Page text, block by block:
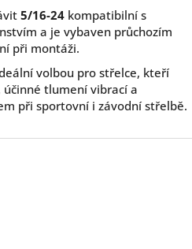
5/16-24 kompatibilní s
a je vybaven průchozím
při montáži.
volbou pro střelce, kteří
tlumení vibrací a
při sportovní i závodní střelbě.